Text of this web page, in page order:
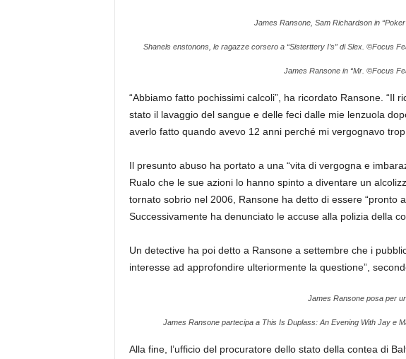
James Ransone, Sam Richardson in “Poker
Shanels enstonons, le ragazze corsero a “Sisterttery I’s” di Slex. ©Focus
James Ransone in “Mr. ©Focus
“Abbiamo fatto pochissimi calcoli”, ha ricordato Ransone. “Il
stato il lavaggio del sangue e delle feci dalle mie lenzuola
averlo fatto quando avevo 12 anni perché mi vergognavo
Il presunto abuso ha portato a una “vita di vergogna e
Rualo che le sue azioni lo hanno spinto a diventare un
tornato sobrio nel 2006, Ransone ha detto di essere “pronto
Successivamente ha denunciato le accuse alla polizia della
Un detective ha poi detto a Ransone a settembre che i
interesse ad approfondire ulteriormente la questione”,
James Ransone posa per
James Ransone partecipa a This Is Duplass: An Evening With Jay e
Alla fine, l’ufficio del procuratore dello stato della contea di